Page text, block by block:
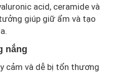
acid, ceramide và
giúp giữ ẩm và tạo
nắng
cảm và dễ bị tổn thương